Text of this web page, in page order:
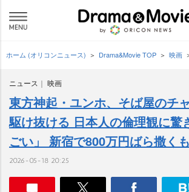
ホーム (オリコンニュース) Drama&Movie TOP 映画
ニュース 映画
東方神起・ユンホ、そば屋のチ
駆け抜ける 日本人の倫理観に驚
ごい」 新宿で800万円ばら撒く
2026-05-18 20:25